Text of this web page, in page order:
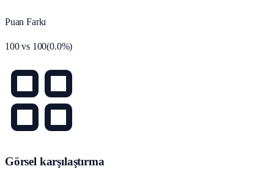
Puan Farkı
100vs 100(0.0%)
Görsel karşılaştırma